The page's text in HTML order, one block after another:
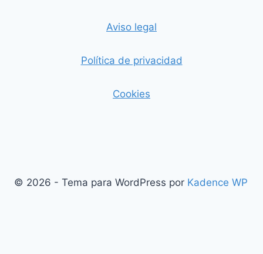
Aviso legal
Política de privacidad
Cookies
© 2026 - Tema para WordPress por Kadence WP